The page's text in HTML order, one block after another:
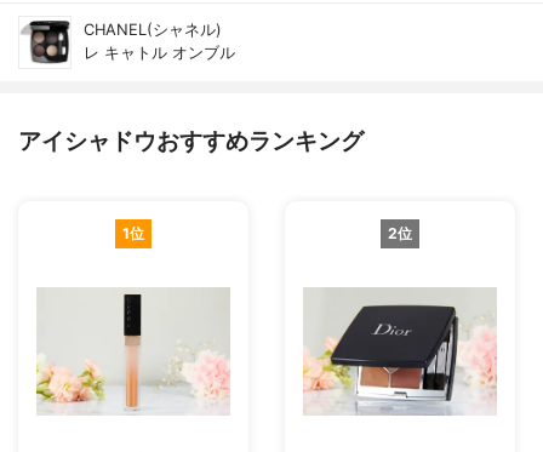
CHANEL(シャネル)
レ キャトル オンブル
アイシャドウおすすめランキング
1位 2位